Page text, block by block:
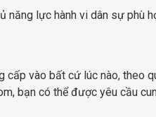
năng lực hành vi dân sự phù
cấp vào bất cứ lúc nào, theo
bạn có thể được yêu cầu